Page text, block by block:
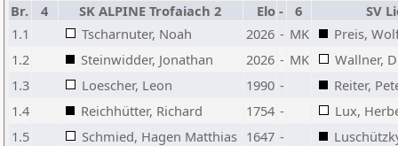
Br.
4 SK ALPINE Trofaiach 2 Elo - 6
SV
1.1
Tscharnuter, Noah 2026 - MK
Preis,
1.2
Steinwidder, Jonathan 2026 - MK
Wallner,
1.3
Loescher, Leon 1990 -
Reiter,
1.4
Reichhütter, Richard 1754 -
Lux,
1.5
Schmied, Hagen Matthias 1647 -